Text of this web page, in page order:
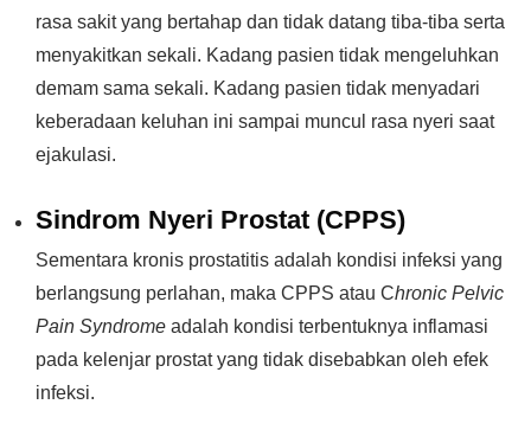
rasa sakit yang bertahap dan tidak datang tiba-tiba serta
menyakitkan sekali. Kadang pasien tidak mengeluhkan
demam sama sekali. Kadang pasien tidak menyadari
keberadaan keluhan ini sampai muncul rasa nyeri saat
ejakulasi.
Sindrom Nyeri Prostat (CPPS)
Sementara kronis prostatitis adalah kondisi infeksi yang
berlangsung perlahan, maka CPPS atau Chronic Pelvic
Pain Syndrome adalah kondisi terbentuknya inflamasi
pada kelenjar prostat yang tidak disebabkan oleh efek
infeksi.